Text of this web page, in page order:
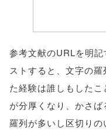
参考文献のURLを明
ストすると、文字の
た経験は誰しもした
が分厚くなり、かさ
羅列が多いし区切り